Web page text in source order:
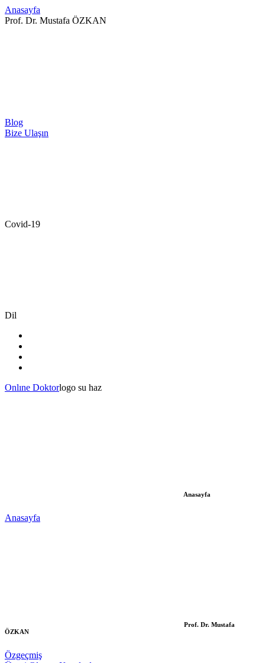
Anasayfa
Prof. Dr. Mustafa ÖZKAN
Blog
Bize Ulaşın
Covid-19
Dil
Onlıne Doktorlogo su haz
Anasayfa
Anasayfa
Prof. Dr. Mustafa
ÖZKAN
Özgeçmiş